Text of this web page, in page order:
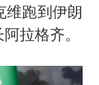
维跑到伊朗
拉格齐。